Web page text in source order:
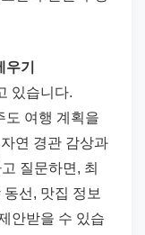
기
있습니다.
도 여행 계획을
연 경관 감상과
질문하면, 최
선, 맛집 정보
안받을 수 있습